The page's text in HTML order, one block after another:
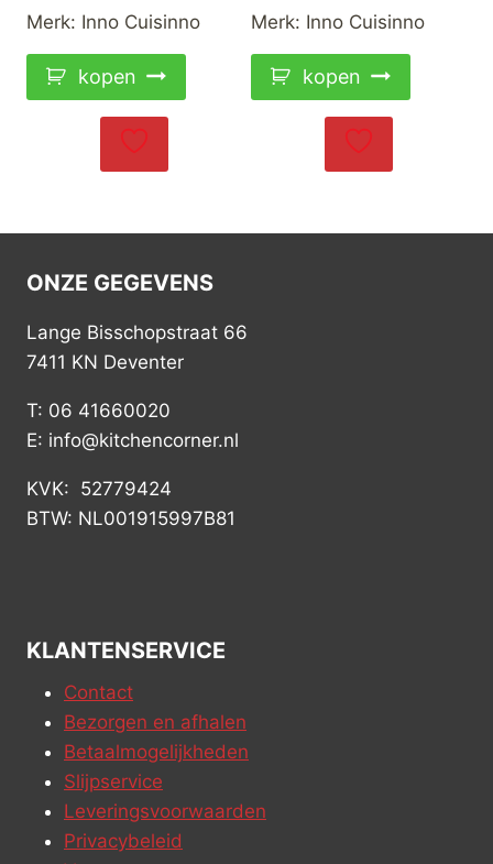
Merk: Inno Cuisinno
kopen
Merk: Inno Cuisinno
kopen
ONZE GEGEVENS
Lange Bisschopstraat 66
7411 KN Deventer
T: 06 41660020
E: info@kitchencorner.nl
KVK: 52779424
BTW: NL001915997B81
KLANTENSERVICE
Contact
Bezorgen en afhalen
Betaalmogelijkheden
Slijpservice
Leveringsvoorwaarden
Privacybeleid